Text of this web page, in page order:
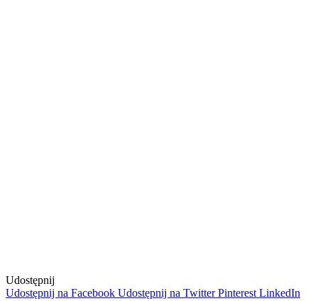
Udostępnij
Udostępnij na Facebook Udostępnij na Twitter Pinterest LinkedIn